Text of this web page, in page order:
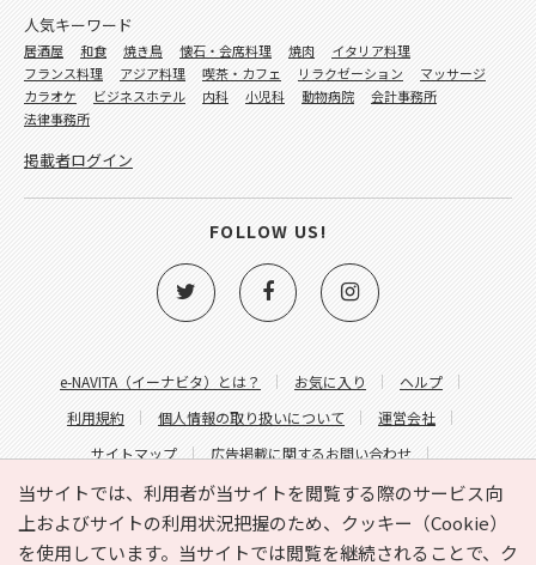
当サイトでは、利用者が当サイトを閲覧する際のサービス向
上およびサイトの利用状況把握のため、クッキー（Cookie）
を使用しています。当サイトでは閲覧を継続されることで、ク
e-NAVITA（イーナビタ）とは？ お気に入り
ヘルプ
利用規約
個人情報の取り扱いについて
運営会社
サイトマップ
広告掲載に関するお問い合わせ
サイトの内容に関するお問い合わせ
人気キーワード
居酒屋 和食 焼き鳥 懐石・会席料理 焼肉
イタリア料理
フランス料理
アジア料理 喫茶・カフェ リラクゼーション
マッサージ
カラオケ
ビジネスホテル 内科 小児科 動物病院
会計事務所
法律事務所
掲載者ログイン
FOLLOW US!